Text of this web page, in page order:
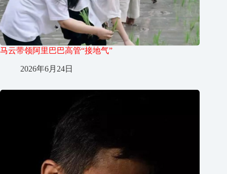
马云带领阿里巴巴高管“接地气”
2026年6月24日